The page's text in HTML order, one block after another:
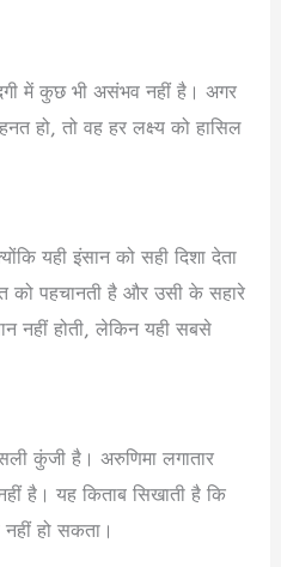
में कुछ भी असंभव नहीं है। अगर
हो, तो वह हर लक्ष्य को हासिल
यही इंसान को सही दिशा देता
को पहचानती है और उसी के सहारे
नहीं होती, लेकिन यही सबसे
कुंजी है। अरुणिमा लगातार
है। यह किताब सिखाती है कि
हो सकता।